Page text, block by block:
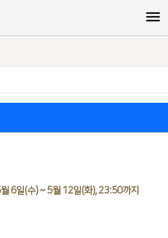
menu
6일(수) ~ 5월 12일(화), 23:50까지